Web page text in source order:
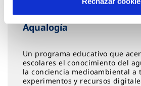
Aqualogía
Un programa educativo que
escolares el conocimiento del
la conciencia medioambiental a
experimentos y recursos